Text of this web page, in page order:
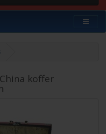
koffer